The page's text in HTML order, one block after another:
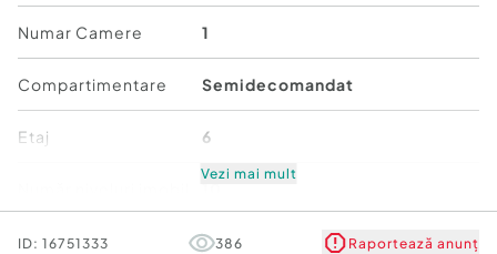
Număr Băi:1
Posibilitate parcare: Nu
Numar Camere 1
Compartimentare Semidecomandat
Etaj 6
Vezi mai mult
ID: 16751333 386 Raportează anunț